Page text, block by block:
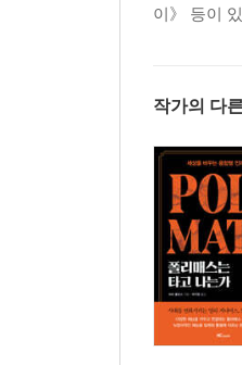
이》 등이
작가의 다